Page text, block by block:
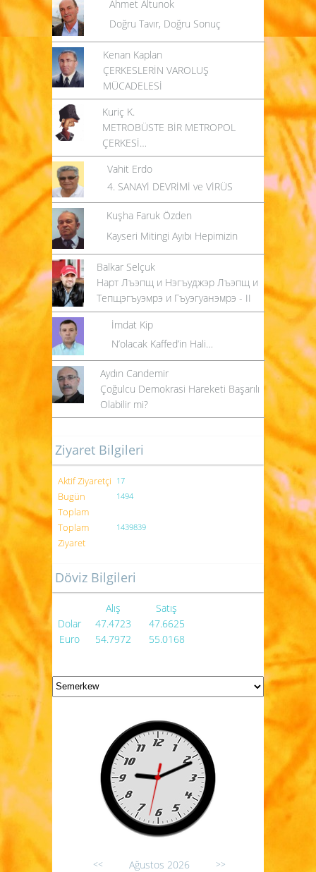
Ahmet Altunok
Doğru Tavır, Doğru Sonuç
Kenan Kaplan
ÇERKESLERİN VAROLUŞ
MÜCADELESİ
Kuriç K.
METROBÜSTE BİR METROPOL
ÇERKESİ…
Vahit Erdo
4. SANAYİ DEVRİMİ ve VİRÜS
Kuşha Faruk Özden
Kayseri Mitingi Ayıbı Hepimizin
Balkar Selçuk
Нарт Лъэпщ и Нэгъуджэр Лъэпщ и
Тепщэгъуэмрэ и Гъуэгуанэмрэ - II
İmdat Kip
N’olacak Kaffed’in Hali…
Aydın Candemir
Çoğulcu Demokrasi Hareketi Başarılı
Olabilir mi?
Ziyaret Bilgileri
Aktif Ziyaretçi 17
Bugün
Toplam
1494
Toplam
Ziyaret
1439839
Döviz Bilgileri
Alış
Satış
Dolar
47.4723
47.6625
Euro
54.7972 55.0168
<< Ağustos 2026 >>